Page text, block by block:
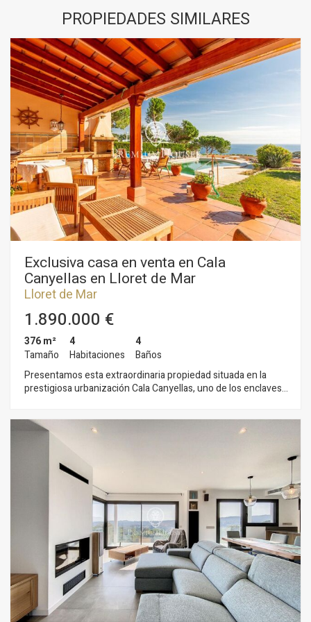
PROPIEDADES SIMILARES
Exclusiva casa en venta en Cala
Canyellas en Lloret de Mar
Lloret de Mar
1.890.000 €
376 m²
Tamaño
4
Habitaciones
4
Baños
Presentamos esta extraordinaria propiedad situada en la
prestigiosa urbanización Cala Canyellas, uno de los enclaves
incomparable sensación de privacidad y tranquilidad, creando
por su actual propietario, diseñada con una clara prioridad:
capturar el mar desde cada rincón. Su distribución funcional y
sus espacios abiertos integran el paisaje mediterráneo de
forma natural en la vida diaria. La vivienda se desarrolla
principalmente en una cómoda planta. Espacios muy
hacia las impresionantes vistas. La distribución es cómoda y
fucional .Un practico recibidor con un baño de cortesia da
paso al salón con grandes ventanales y a una cocina abierta
con barra de bar, zona de office y gran despensa con
almacenaje y electrodomesticos. En esta misma planta la
zona de noche, cuenta con dos habitaciones en suite.